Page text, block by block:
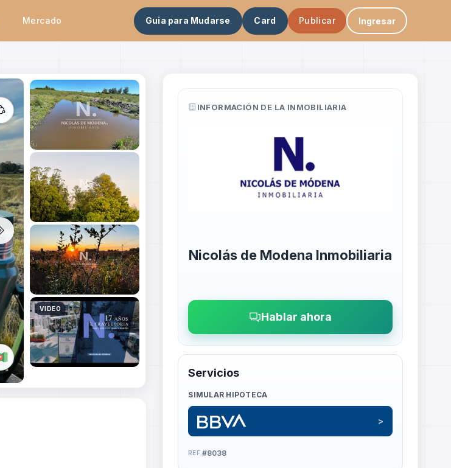
Mercado Guia para Mudarse Card Publicar Ingresar
INFORMACIÓN DE LA INMOBILIARIA
Nicolás de Modena Inmobiliaria
Hablar ahora
Servicios
SIMULAR HIPOTECA
REF.#8038